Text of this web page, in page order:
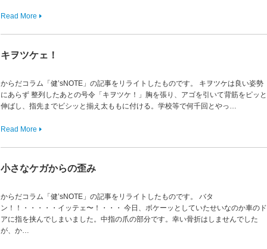
Read More
キヲツケェ！
からだコラム「健’sNOTE」の記事をリライトしたものです。 キヲツケは良い姿勢
にあらず 整列したあとの号令「キヲツケ！」胸を張り、アゴを引いて背筋をピッと
伸ばし、指先までビシッと揃え太ももに付ける。学校等で何千回とやっ…
Read More
小さなケガからの歪み
からだコラム「健’sNOTE」の記事をリライトしたものです。 バタ
ン！！・・・・・イッテェ〜！・・・ 今日、ボケーッとしていたせいなのか車のド
アに指を挟んでしまいました。中指の爪の部分です。幸い骨折はしませんでした
が、か…